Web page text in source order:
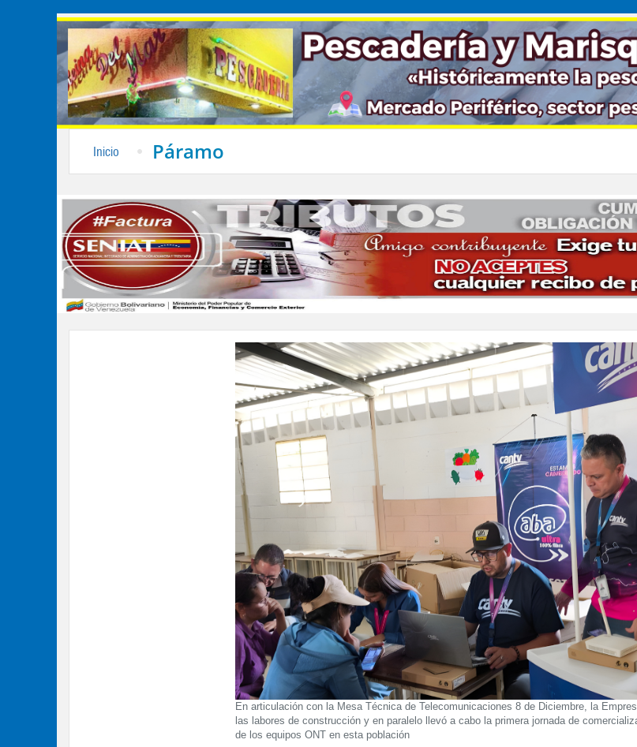
Inicio Páramo
En articulación con la Mesa Técnica de Telecomunicaciones 8 de Diciembre, la
las labores de construcción y en paralelo llevó a cabo la primera jornada de
de los equipos ONT en esta población